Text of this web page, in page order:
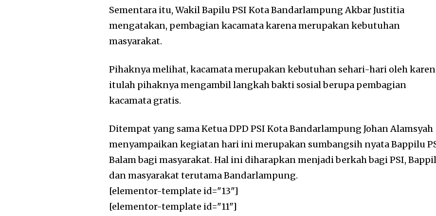
Sementara itu, Wakil Bapilu PSI Kota Bandarlampung Akbar Justitia
mengatakan, pembagian kacamata karena merupakan kebutuhan
masyarakat.
Pihaknya melihat, kacamata merupakan kebutuhan sehari-hari oleh
itulah pihaknya mengambil langkah bakti sosial berupa pembagian
kacamata gratis.
Ditempat yang sama Ketua DPD PSI Kota Bandarlampung Johan Alamsyah
menyampaikan kegiatan hari ini merupakan sumbangsih nyata Bappilu
Balam bagi masyarakat. Hal ini diharapkan menjadi berkah bagi PSI,
dan masyarakat terutama Bandarlampung.
[elementor-template id="13"]
[elementor-template id="11"]